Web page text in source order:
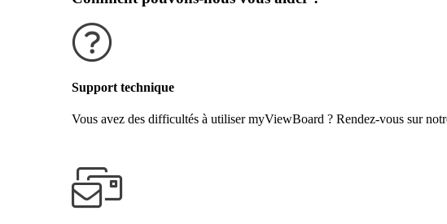
Support technique
Vous avez des difficultés à utiliser myViewBoard ? Rendez-vous sur